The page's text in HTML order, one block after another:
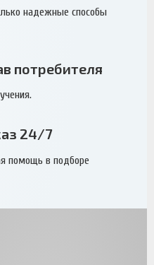
надежные способы
потребителя
24/7
помощь в подборе